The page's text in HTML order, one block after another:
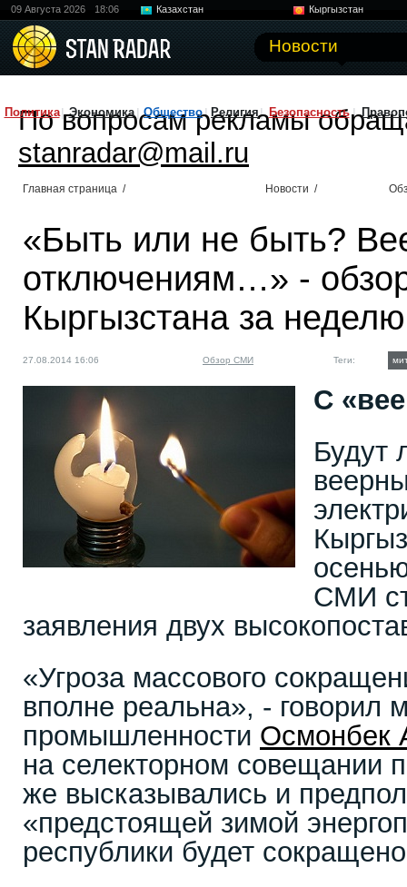
09 Августа 2026 18:06 Казахстан
Кыргызстан
Новости
Политика Экономика Общество Религия Безопасность
По вопросам рекламы
stanradar@mail.ru
Главная страница / Новости /
«Быть или не быть?
отключениям…» -
Кыргызстана за неделю
27.08.2014 16:06 Обзор СМИ Теги:
С
Будут
СМИ
заявления двух
«Угроза массового
вполне реальна», - говорил
промышленности Осмонбек
на селекторном совещании
же высказывались и
«предстоящей зимой
республики будет